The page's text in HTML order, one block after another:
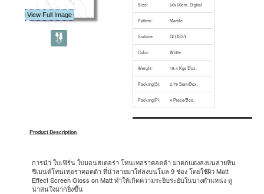
Size: 60x60cm. Digital
Pattern: Marble
Surface: GLOSSY
Color: White
Weight: 18.4 Kgs/Box.
Packing(S): 2.78 Sqm/Box.
Packing(P): 4 Piece/Box.
Product Description
การนำ ใบเฟิร์น ใบมอนสเตอร่า โทนเทอราคอตต้า มาตกแต่งลงบนลายหิน
ซีเมนต์โทนเทอราคอตต้า ที่นำลายมาใส่ลงบนโมล 9 ช่อง โดยใช้ผิว Matt
Effect Screen Gloss on Matt ทำให้เกิดความระยิบระยับในบางตำแหน่ง ดู
น่าสนใจมากยิ่งขึ้น
View Full Image